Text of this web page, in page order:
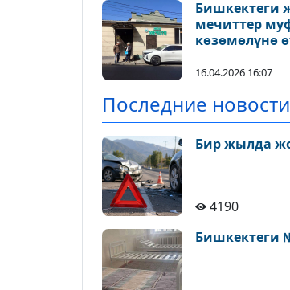
Бишкектеги
мечиттер
көзөмөлүнө
16.04.2026 16:07
Последние новости
Бир жылда
4190
Бишкектеги